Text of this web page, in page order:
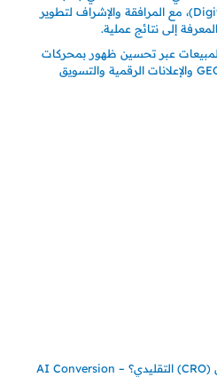
والتسويق الرقمي (Digital Marketing)، مع المرافقة والإشراف لتطوير
إلى نتائج عملية.
عبر تحسين ظهور بمحركات
الذكاء الاصطناعي وجوجل SEO وGEO والإعلانات الرقمية والتسويق
لماذا يفشل تحسين معدل التحويل (CRO) التقليدي؟ – AI Conversion